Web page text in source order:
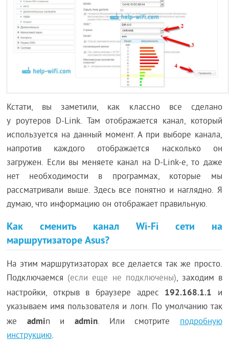
Кстати, вы заметили, как классно все сделано
у роутеров D-Link. Там отображается канал, который
используется на данный момент. А при выборе канала,
напротив каждого отображается насколько он
загружен. Если вы меняете канал на D-Link-е, то даже
нет необходимости в программах, которые мы
рассматривали выше. Здесь все понятно и наглядно. Я
думаю, что информацию он отображает правильную.
Как сменить канал Wi-Fi сети на
маршрутизаторе Asus?
На этим маршрутизаторах все делается так же просто.
Подключаемся (если еще не подключены), заходим в
настройки, открыв в браузере адрес 192.168.1.1 и
указываем имя пользователя и логн. По умолчанию так
же admin иadmin. Или смотритеподробную
инструкцию.